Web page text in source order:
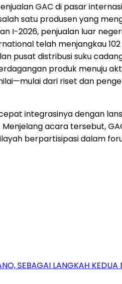
GAC di pasar
satu produsen yang
I-2026, penjualan luar
telah menjangkau
pusat distribusi suku
produk menuju
dari riset dan
integrasinya dengan
acara tersebut,
berpartisipasi dalam
SEBAGAI LANGKAH